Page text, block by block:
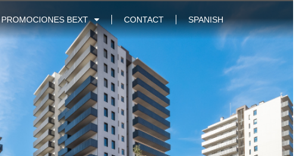
PROMOCIONES BEXT CONTACT SPANISH